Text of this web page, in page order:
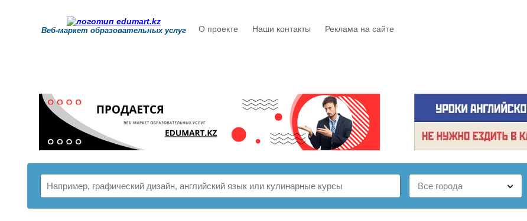
Веб-маркет образовательных услуг О проекте Наши контакты Реклама на сайте